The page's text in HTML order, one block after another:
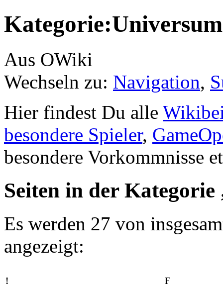
Aus OWiki
Wechseln zu: Navigation,
Hier findest Du alle
besondere Spieler,
besondere Vorkommnisse
Seiten in der
Es werden 27 von
angezeigt:
! F